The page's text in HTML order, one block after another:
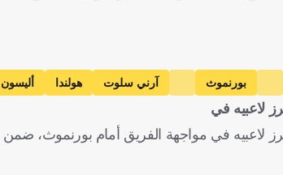
بورنموث آرني سلوت هولندا أليسون
لاعبيه في
لاعبيه في مواجهة الفريق أمام بورنموث، ضمن